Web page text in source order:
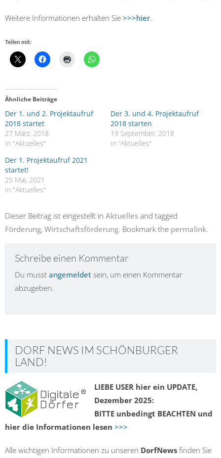
Weitere Informationen erhalten Sie >>>hier.
Teilen mit:
Ähnliche Beiträge
Der 1. und 2. Projektaufruf
2018 startet
27 März, 2018
In "Aktuelles"
Der 3. und 4. Projektaufruf
2018 starten
19 September, 2018
In "Aktuelles"
Der 1. Projektaufruf 2021
startet!
25 Mai, 2021
In "Aktuelles"
Dieser Beitrag ist eingestellt in Aktuelles and tagged
Förderung, Wirtschaftsförderung. Bookmark the permalink.
Schreibe einen Kommentar
Du musst angemeldet sein, um einen Kommentar
abzugeben.
DORF NEWS IM SCHÖNBURGER
LAND!
LIEBE USER hier ein UPDATE,
Dezember 2025:
BITTE unbedingt BEACHTEN und
hier die Informationen lesen >>>
Alle wichtigen Informationen zu unseren DorfNews finden Sie